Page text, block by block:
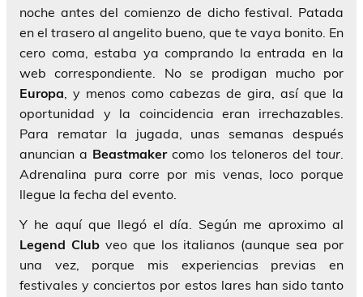
noche antes del comienzo de dicho festival. Patada
en el trasero al angelito bueno, que te vaya bonito. En
cero coma, estaba ya comprando la entrada en la
web correspondiente. No se prodigan mucho por
Europa , y menos como cabezas de gira, así que la
oportunidad y la coincidencia eran irrechazables.
Para rematar la jugada, unas semanas después
anuncian a Beastmakercomo los teloneros deltour
Adrenalina pura corre por mis venas, loco porque
llegue la fecha del evento.
Y he aquí que llegó el día. Según me aproximo al
Legend Club veo que los italianos (aunque sea por
una vez, porque mis experiencias previas en
festivales y conciertos por estos lares han sido tanto